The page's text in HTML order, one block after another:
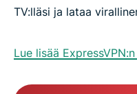
TV:lläsi ja lataa
Lue lisää